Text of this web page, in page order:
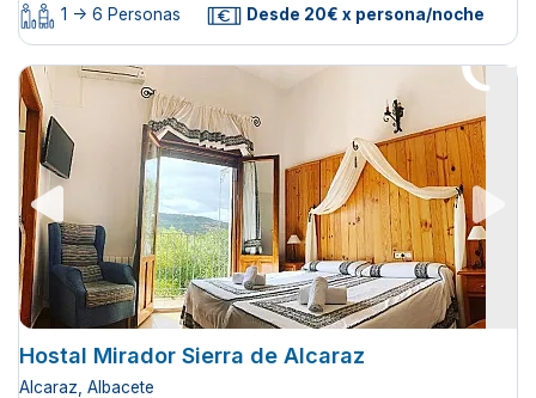
1 -> 6 Personas Desde 20€ x persona/noche
Hostal Mirador Sierra de Alcaraz
Alcaraz, Albacete